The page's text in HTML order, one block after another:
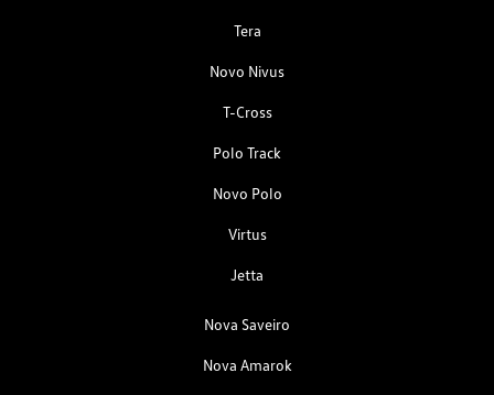
Tera
Novo Nivus
T-Cross
Polo Track
Novo Polo
Virtus
Jetta
Nova Saveiro
Nova Amarok